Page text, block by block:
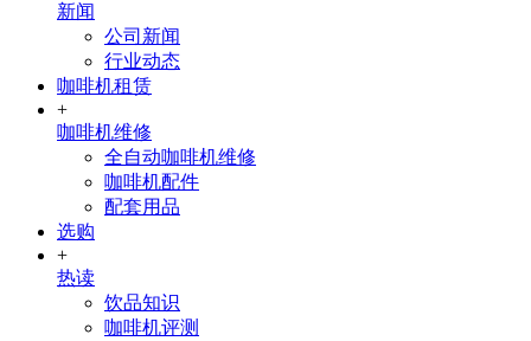
新闻
公司新闻
行业动态
咖啡机租赁
+
咖啡机维修
全自动咖啡机维修
咖啡机配件
配套用品
选购
+
热读
饮品知识
咖啡机评测